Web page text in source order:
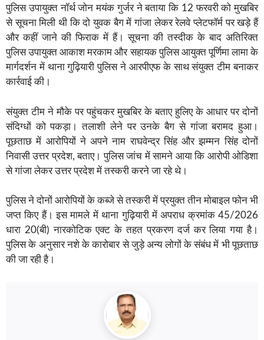
पुलिस उपायुक्त नॉर्थ जोन मयंक गुर्जर ने बताया कि 12 फरवरी को मुखबिर
से सूचना मिली थी कि दो युवक बैग में गांजा लेकर रेलवे प्लेटफॉर्म पर खड़े हैं
और कहीं जाने की फिराक में हैं। सूचना की तस्दीक के बाद अतिरिक्त
पुलिस उपायुक्त आकाश मरकाम और सहायक पुलिस आयुक्त पूर्णिमा लामा के
मार्गदर्शन में थाना गुढ़ियारी पुलिस ने आरपीएफ के साथ संयुक्त टीम बनाकर
कार्रवाई की।
संयुक्त टीम ने मौके पर पहुंचकर मुखबिर के बताए हुलिए के आधार पर दोनों
संदिग्धों को पकड़ा। तलाशी लेने पर उनके बैग से गांजा बरामद हुआ।
पूछताछ में आरोपियों ने अपने नाम राघवेन्द्र सिंह और झम्मन सिंह दोनों
निवासी उत्तर प्रदेश, बताए। पुलिस जांच में सामने आया कि आरोपी ओडिशा
से गांजा लेकर उत्तर प्रदेश में तस्करी करने जा रहे थे।
पुलिस ने दोनों आरोपियों के कब्जे से तस्करी में प्रयुक्त तीन मोबाइल फोन भी
जप्त किए हैं। इस मामले में थाना गुढ़ियारी में अपराध क्रमांक 45/2026
धारा 20(बी) नारकोटिक एक्ट के तहत प्रकरण दर्ज कर लिया गया है।
पुलिस के अनुसार नशे के कारोबार से जुड़े अन्य लोगों के संबंध में भी पूछताछ
की जा रही है।